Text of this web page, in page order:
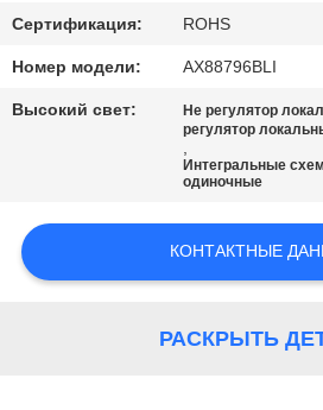
СВЯЖИТЕСЬ
С
НАМИ
КАРТА
САЙТА
Сертификация: ROHS
Номер модели: AX88796BLI
Высокий свет: Не регулятор
регулятор
,
Интегральные
одиночные
КОНТАКТНЫЕ
РАСКРЫТЬ